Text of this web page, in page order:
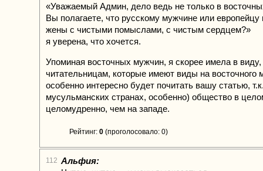
«Уважаемый Админ, дело ведь не только в
Вы полагаете, что русскому мужчине или европейцу
жены с чистыми помыслами, с чистым сердцем?»
я уверена, что хочется.
Упоминая восточных мужчин, я скорее имела в
читательницам, которые имеют виды на восточного
особенно интересно будет почитать вашу статью,
мусульманских странах, особенно) общество в
целомудренно, чем на западе.
Рейтинг: 0 (проголосовало: 0)
112 Альфия: